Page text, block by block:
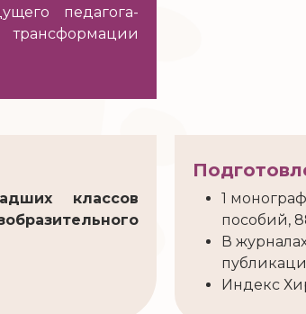
педагога-
классов
1
пособий,
В
Индекс